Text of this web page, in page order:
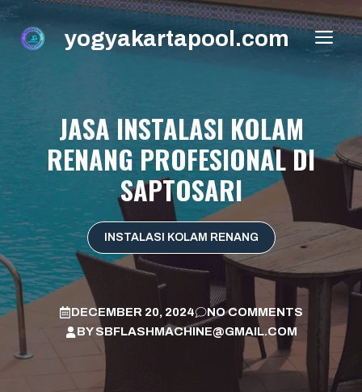
Skip
content
yogyakartapool.com
JASA INSTALASI KOLAM
RENANG PROFESIONAL DI
SAPTOSARI
INSTALASI KOLAM RENANG
DECEMBER 20, 2024
NO COMMENTS
BYSBFLASHMACHINE@GMAIL.COM